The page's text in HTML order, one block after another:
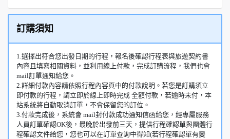
訂購須知
1.選擇出符合您出發日期的行程，報名後確認行程表與旅遊契約書
內容且填寫相關資料，並利用線上付款，完成訂購流程，我們也會
mail訂單通知給您。
2.詳細付款內容請依照行程內容頁中的付款說明。若您是訂購須立
即付款的行程，請立即於線上即時完成 全額付款，若逾時未付，本
站系統將自動取消訂單，不會保留您的訂位。
3.付款完成後，系統會 mail封付款成功通知信函給您，經專屬服務
人員訂單確認OK後，最晚於出發前三天，提供行程確認單與團體行
程確認文件給您，您也可以在訂單查詢中得知(若行程確認單有變